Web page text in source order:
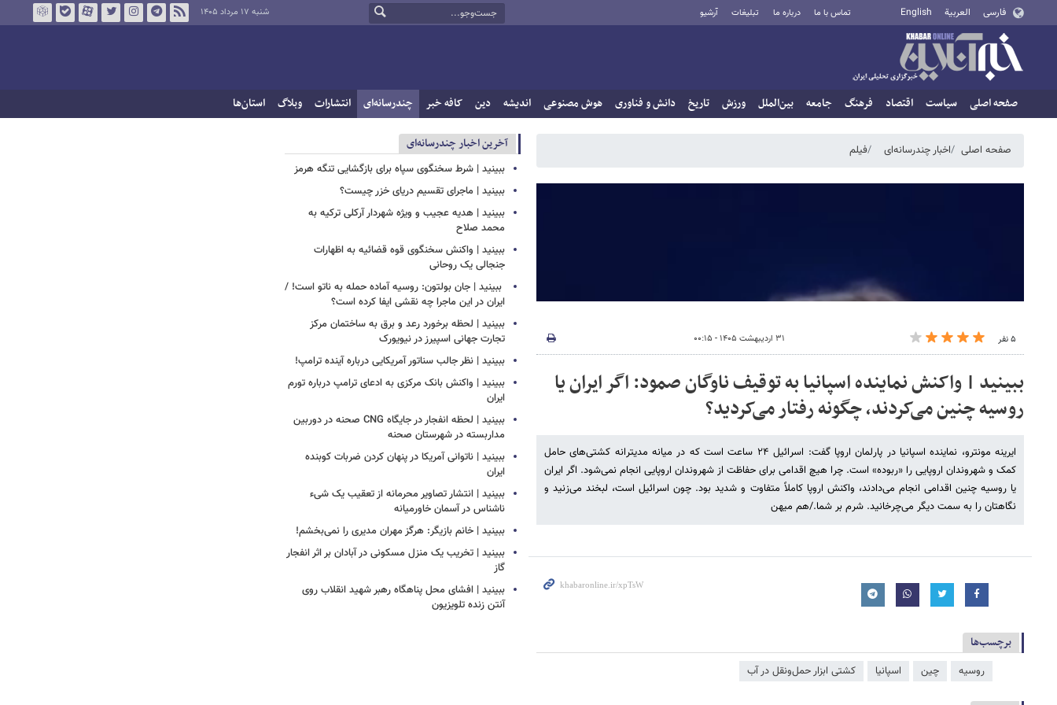
فارسی العربية English تماس با ما درباره ما تبلیغات آرشیو شنبه ۱۷ مرداد ۱۴۰۵
صفحه اصلی سیاست اقتصاد فرهنگ جامعه بین‌الملل ورزش تاریخ دانش و فناوری هوش مصنوعی اندیشه دین کافه خبر چندرسانه‌ای انتشارات وبلاگ استان‌ها
صفحه اصلی اخبار چندرسانه‌ای فیلم
۵ نفر ۳۱ اردیبهشت ۱۴۰۵ - ۰۰:۱۵
ببینید | واکنش نماینده اسپانیا به توقیف ناوگان صمود: اگر ایران یا
روسیه چنین می‌کردند، چگونه رفتار می‌کردید؟
ایرینه مونترو، نماینده اسپانیا در پارلمان اروپا گفت: اسرائیل ۲۴ ساعت است که در میانه مدیترانه کشتی‌های حامل
کمک و شهروندان اروپایی را «ربوده» است. چرا هیچ اقدامی برای حفاظت از شهروندان اروپایی انجام نمی‌شود. اگر ایران
یا روسیه چنین اقدامی انجام می‌دادند، واکنش اروپا کاملاً متفاوت و شدید بود. چون اسرائیل است، لبخند می‌زنید و
نگاهتان را به سمت دیگر می‌چرخانید. شرم بر شما./هم میهن
برچسب‌ها
روسیه چین اسپانیا کشتی ابزار حمل‌ونقل در آب
آخرین اخبار چندرسانه‌ای
ببینید | شرط سخنگوی سپاه برای بازگشایی تنگه هرمز
ببینید | ماجرای تقسیم دریای خزر چیست؟
ببینید | هدیه عجیب و ویژه شهردار آرکلی ترکیه به
محمد صلاح
ببینید | واکنش سخنگوی قوه قضائیه به اظهارات
جنجالی یک روحانی
‏ ببینید | جان بولتون: روسیه آماده حمله به ناتو است! /
ایران در این ماجرا چه نقشی ایفا کرده است؟
ببینید | لحظه برخورد رعد و برق به ساختمان مرکز
تجارت جهانی اسپیرز در نیویورک
ببینید | نظر جالب سناتور آمریکایی درباره آینده ترامپ!
ببینید | واکنش بانک مرکزی به ادعای ترامپ درباره تورم
ایران
ببینید | لحظه انفجار در جایگاه CNG صحنه در دوربین
مداربسته در شهرستان صحنه
‏ببینید | ناتوانی آمریکا در پنهان کردن ضربات کوبنده
ایران
ببینید | انتشار تصاویر محرمانه از تعقیب یک شیء
ناشناس در آسمان خاورمیانه
ببینید | خانم بازیگر: هرگز مهران مدیری را نمی‌بخشم!
ببینید | تخریب یک منزل مسکونی در آبادان بر اثر انفجار
گاز
ببینید | افشای محل پناهگاه‌ رهبر شهید انقلاب روی
آنتن زنده تلویزیون